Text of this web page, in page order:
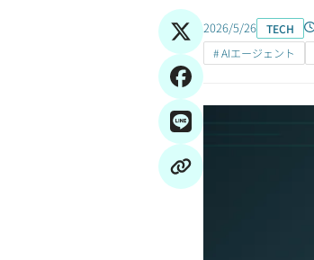
2026/5/26 TECH
# AIエージェント